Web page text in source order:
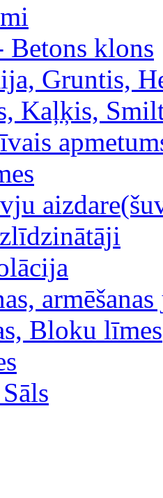
Betons klons
Gruntis,
Kaļķis,
armēšanas
Bloku līmes